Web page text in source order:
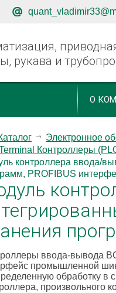
рукава и
О
Электронное
Контроллеры
контроллера ввода/
PROFIBUS
ввода-вывода
промышленной
обработку в
произвольного